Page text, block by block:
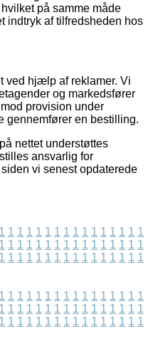
på samme måde
indtryk af tilfredsheden hos
ved hjælp af reklamer. Vi
og markedsfører
provision under
gennemfører en bestilling.
nettet understøttes
ansvarlig for
vi senest opdaterede
1 1 1 1 1 1 1 1 1 1 1 1 1 1 1 1
1 1 1 1 1 1 1 1 1 1 1 1 1 1 1 1
1 1 1 1 1 1 1 1 1 1 1 1 1 1 1 1
1 1 1 1 1 1 1 1 1 1 1 1 1 1 1 1
1 1 1 1 1 1 1 1 1 1 1 1 1 1 1 1
1 1 1 1 1 1 1 1 1 1 1 1 1 1 1 1